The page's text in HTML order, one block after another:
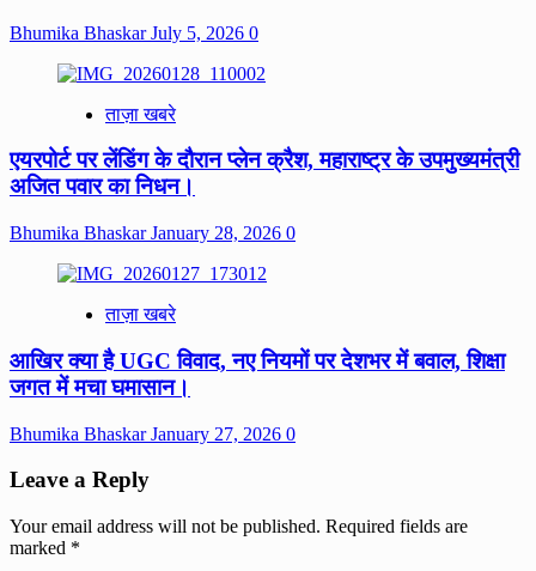
Bhumika BhaskarJuly 5, 2026 0
ताज़ा खबरे
एयरपोर्ट पर लेंडिंग के दौरान प्लेन क्रैश, महाराष्ट्र के उपमुख्यमंत्री
अजित पवार का निधन।
Bhumika BhaskarJanuary 28, 2026 0
ताज़ा खबरे
आखिर क्या है UGC विवाद, नए नियमों पर देशभर में बवाल, शिक्षा
जगत में मचा घमासान।
Bhumika BhaskarJanuary 27, 2026 0
Leave a Reply
Your email address will not be published. Required fields are
marked *